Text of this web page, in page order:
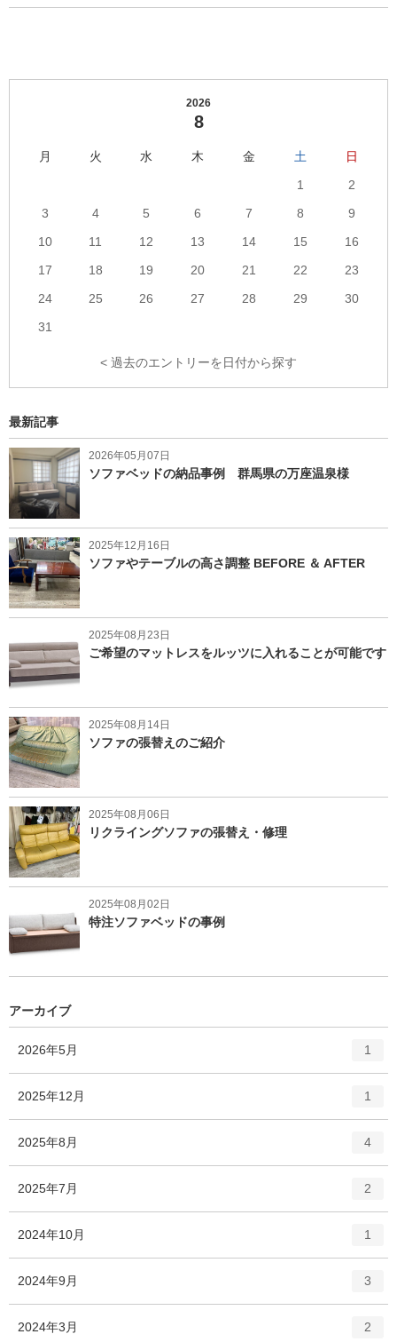
2026
8
月 火 水 木 金 土
日
1
2
3
4 5 6 7 8
9
10
11 12 13 14 15
16
17
18 19 20 21 22
23
24
25 26 27 28 29
30
31
< 過去のエントリーを日付から探す
最新記事
2026年05月07日
ソファベッドの納品事例 群馬県の万座温泉様
2025年12月16日
ソファやテーブルの高さ調整 BEFORE ＆ AFTER
2025年08月23日
ご希望のマットレスをルッツに入れることが可能です
2025年08月14日
ソファの張替えのご紹介
2025年08月06日
リクライングソファの張替え・修理
2025年08月02日
特注ソファベッドの事例
アーカイブ
2026年5月
リ
ー
1
2025年12月
ー
1
2025年8月
ー
数
4
2025年7月
リ
ー
2
2024年10月
ー
1
2024年9月 3
2024年3月 2